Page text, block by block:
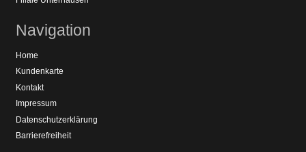
Navigation
Home
Kundenkarte
Kontakt
Impressum
Datenschutzerklärung
Barrierefreiheit